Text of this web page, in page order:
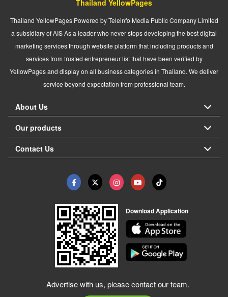
Thailand YellowPages
Thailand YellowPages Powered by Teleinfo Media Public Company Limited
a subsidiary of AIS As a leader who never stops developing the best digital
marketing services through website platform that including products and
services from trusted entrepreneur list that have been verified by
YellowPages and display on all business categories in Thailand. We deliver
service beyond expectation from professional team.
About Us
Our products
Contact Us
Download Application
Advertise with us, please contact our team.